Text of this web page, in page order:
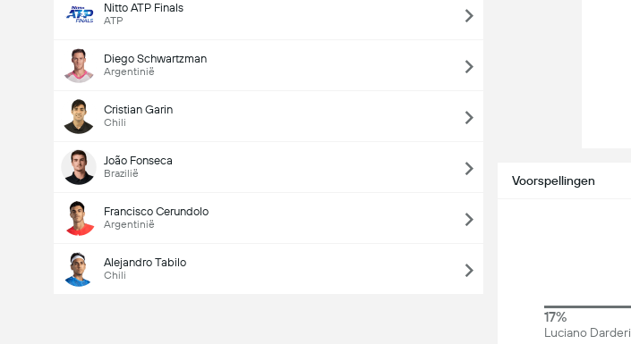
Nitto ATP Finals
ATP
Diego Schwartzman
Argentinië
Cristian Garin
Chili
João Fonseca
Brazilië
Francisco Cerundolo
Argentinië
Alejandro Tabilo
Chili
Voorspellingen
17%
Luciano Darderi